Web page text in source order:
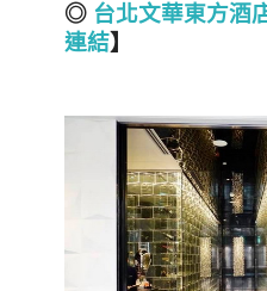
◎ 台北文華東方酒
連結】